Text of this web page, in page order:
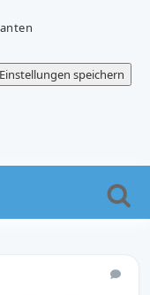
Einstellungen speichern